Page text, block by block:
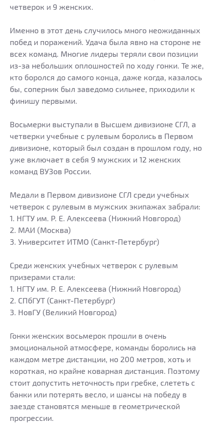
четверок и 9 женских.
Именно в этот день случилось много неожиданных
побед и поражений. Удача была явно на стороне не
всех команд. Многие лидеры теряли свои позиции
из-за небольших оплошностей по ходу гонки. Те же,
кто боролся до самого конца, даже когда, казалось
бы, соперник был заведомо сильнее, приходили к
финишу первыми.
Восьмерки выступали в Высшем дивизионе СГЛ, а
четверки учебные с рулевым боролись в Первом
дивизионе, который был создан в прошлом году, но
уже включает в себя 9 мужских и 12 женских
команд ВУЗов России.
Медали в Первом дивизионе СГЛ среди учебных
четверок с рулевым в мужских экипажах забрали:
1. НГТУ им. Р. Е. Алексеева (Нижний Новгород)
2. МАИ (Москва)
3. Университет ИТМО (Санкт-Петербург)
Среди женских учебных четверок с рулевым
призерами стали:
1. НГТУ им. Р. Е. Алексеева (Нижний Новгород)
2. СПбГУТ (Санкт-Петербург)
3. НовГУ (Великий Новгород)
Гонки женских восьмерок прошли в очень
эмоциональной атмосфере, команды боролись на
каждом метре дистанции, но 200 метров, хоть и
короткая, но крайне коварная дистанция. Поэтому
стоит допустить неточность при гребке, слететь с
банки или потерять весло, и шансы на победу в
заезде становятся меньше в геометрической
прогрессии.